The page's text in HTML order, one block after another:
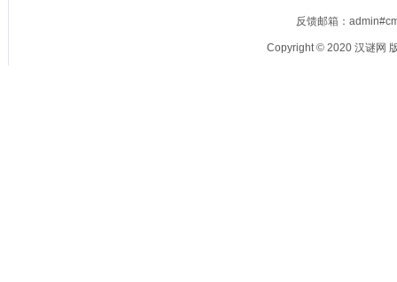
反馈邮箱：
Copyright © 2020 汉谜网